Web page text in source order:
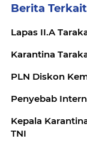
Berita Terkait
Lapas II.A
Karantina
PLN Diskon
Penyebab
Kepala
TNI